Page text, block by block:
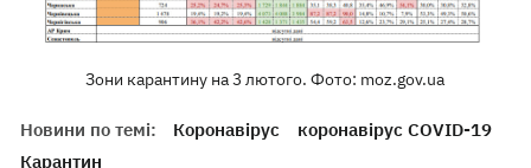
Зони карантину на 3 лютого. Фото: moz.gov.ua
Новини по темі: Коронавірус
коронавірус COVID-19
Карантин